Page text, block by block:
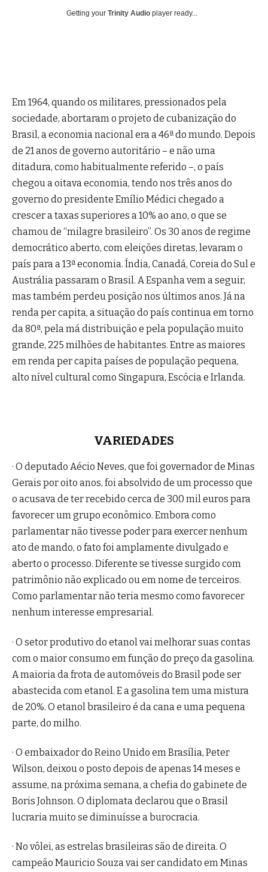
Getting your Trinity Audio player ready...
Em 1964, quando os militares, pressionados pela
sociedade, abortaram o projeto de cubanização do
Brasil, a economia nacional era a 46ª do mundo. Depois
de 21 anos de governo autoritário – e não uma
ditadura, como habitualmente referido –, o país
chegou a oitava economia, tendo nos três anos do
governo do presidente Emílio Médici chegado a
crescer a taxas superiores a 10% ao ano, o que se
chamou de “milagre brasileiro”. Os 30 anos de regime
democrático aberto, com eleições diretas, levaram o
país para a 13ª economia. Índia, Canadá, Coreia do Sul e
Austrália passaram o Brasil. A Espanha vem a seguir,
mas também perdeu posição nos últimos anos. Já na
renda per capita, a situação do país continua em torno
da 80ª, pela má distribuição e pela população muito
grande, 225 milhões de habitantes. Entre as maiores
em renda per capita países de população pequena,
alto nível cultural como Singapura, Escócia e Irlanda.
VARIEDADES
· O deputado Aécio Neves, que foi governador de Minas
Gerais por oito anos, foi absolvido de um processo que
o acusava de ter recebido cerca de 300 mil euros para
favorecer um grupo econômico. Embora como
parlamentar não tivesse poder para exercer nenhum
ato de mando, o fato foi amplamente divulgado e
aberto o processo. Diferente se tivesse surgido com
patrimônio não explicado ou em nome de terceiros.
Como parlamentar não teria mesmo como favorecer
nenhum interesse empresarial.
· O setor produtivo do etanol vai melhorar suas contas
com o maior consumo em função do preço da gasolina.
A maioria da frota de automóveis do Brasil pode ser
abastecida com etanol. E a gasolina tem uma mistura
de 20%. O etanol brasileiro é da cana e uma pequena
parte, do milho.
· O embaixador do Reino Unido em Brasília, Peter
Wilson, deixou o posto depois de apenas 14 meses e
assume, na próxima semana, a chefia do gabinete de
Boris Johnson. O diplomata declarou que o Brasil
lucraria muito se diminuísse a burocracia.
· No vôlei, as estrelas brasileiras são de direita. O
campeão Mauricio Souza vai ser candidato em Minas